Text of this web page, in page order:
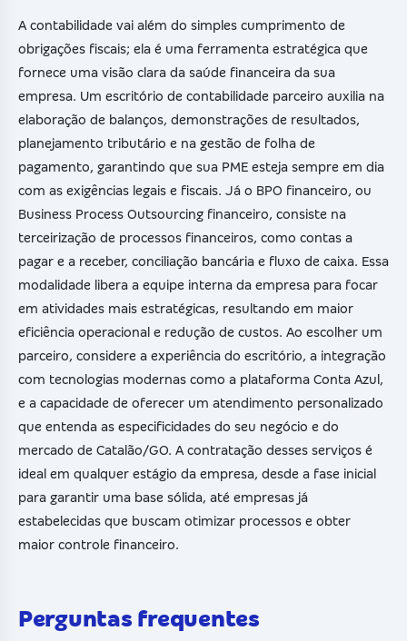
A contabilidade vai além do simples cumprimento de
obrigações fiscais; ela é uma ferramenta estratégica que
fornece uma visão clara da saúde financeira da sua
empresa. Um escritório de contabilidade parceiro auxilia na
elaboração de balanços, demonstrações de resultados,
planejamento tributário e na gestão de folha de
pagamento, garantindo que sua PME esteja sempre em dia
com as exigências legais e fiscais. Já o BPO financeiro, ou
Business Process Outsourcing financeiro, consiste na
terceirização de processos financeiros, como contas a
pagar e a receber, conciliação bancária e fluxo de caixa. Essa
modalidade libera a equipe interna da empresa para focar
em atividades mais estratégicas, resultando em maior
eficiência operacional e redução de custos. Ao escolher um
parceiro, considere a experiência do escritório, a integração
com tecnologias modernas como a plataforma Conta Azul,
e a capacidade de oferecer um atendimento personalizado
que entenda as especificidades do seu negócio e do
mercado de Catalão/GO. A contratação desses serviços é
ideal em qualquer estágio da empresa, desde a fase inicial
para garantir uma base sólida, até empresas já
estabelecidas que buscam otimizar processos e obter
maior controle financeiro.
Perguntas frequentes